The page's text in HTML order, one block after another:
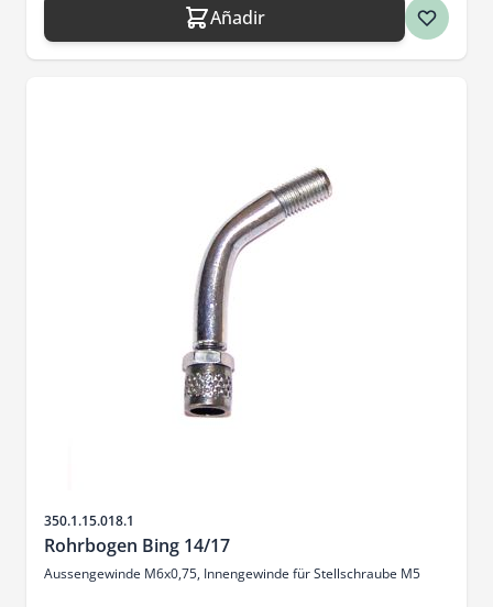
Añadir
SKU
350.1.15.018.1
Rohrbogen Bing 14/17
Aussengewinde M6x0,75, Innengewinde für Stellschraube M5